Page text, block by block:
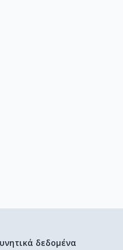
δεδομένα